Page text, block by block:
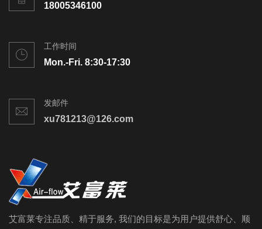
18005346100
工作时间
Mon.-Fri. 8:30-17:30
发邮件
xu781213@126.com
艾富莱专注品质、精于服务, 我们的目标是为用户提供舒心、顺